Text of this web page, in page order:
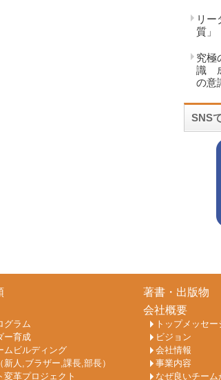
リ
質」
究極
識
の意
SNS
グラム
ー育成
ムビルディング
新人,ブラザー,課長,部長）
変革プロジェクト
著書・出版物
会社概要
トップメッセー
ビジョン
会社情報
事業内容
なぜ良いチーム